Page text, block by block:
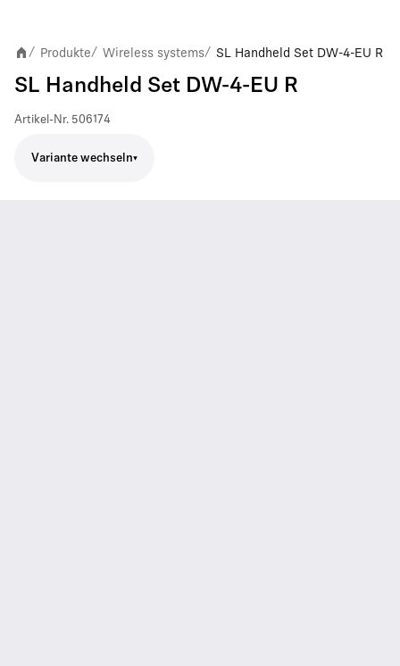
/ Produkte/ Wireless systems/ SL Handheld Set DW-4-EU R
SL Handheld Set DW-4-EU R
Artikel-Nr. 506174
Variante wechseln